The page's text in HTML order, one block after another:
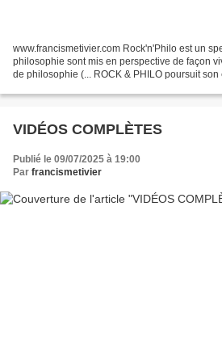
www.francismetivier.com Rock'n'Philo est un
philosophie sont mis en perspective de façon
de philosophie (... ROCK & PHILO poursuit
VIDÉOS COMPLÈTES
Publié le 09/07/2025 à 19:00
Par francismetivier